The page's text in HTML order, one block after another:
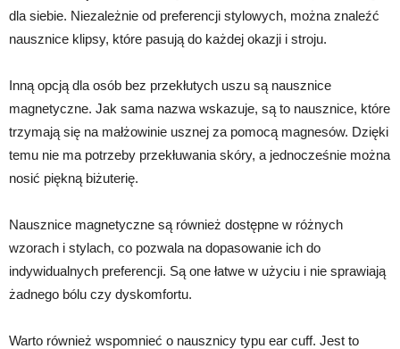
dla siebie. Niezależnie od preferencji stylowych, można znaleźć
nausznice klipsy, które pasują do każdej okazji i stroju.
Inną opcją dla osób bez przekłutych uszu są nausznice
magnetyczne. Jak sama nazwa wskazuje, są to nausznice, które
trzymają się na małżowinie usznej za pomocą magnesów. Dzięki
temu nie ma potrzeby przekłuwania skóry, a jednocześnie można
nosić piękną biżuterię.
Nausznice magnetyczne są również dostępne w różnych
wzorach i stylach, co pozwala na dopasowanie ich do
indywidualnych preferencji. Są one łatwe w użyciu i nie sprawiają
żadnego bólu czy dyskomfortu.
Warto również wspomnieć o nausznicy typu ear cuff. Jest to